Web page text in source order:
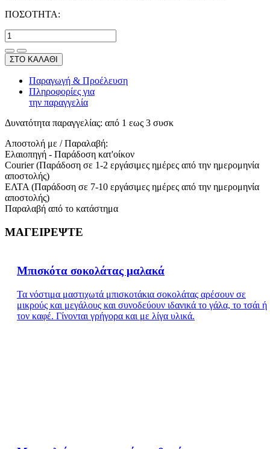
ΠΟΣΟΤΗΤΑ:
ΣΤΟ ΚΑΛΑΘΙ
Παραγωγή & Προέλευση
Πληροφορίες για
την παραγγελία
Δυνατότητα παραγγελίας: από 1 εως 3 συσκ
Αποστολή με / Παραλαβή:
Ελαιοπηγή - Παράδοση κατ'οίκον
Courier (Παράδοση σε 1-2 εργάσιμες ημέρες από την ημερομηνία
αποστολής)
ΕΛΤΑ (Παράδοση σε 7-10 εργάσιμες ημέρες από την ημερομηνία
αποστολής)
Παραλαβή από το κατάστημα
ΜΑΓΕΙΡΕΨΤΕ
Μπισκότα σοκολάτας μαλακά
Τα νόστιμα μαστιχωτά μπισκοτάκια σοκολάτας αρέσουν σε
μικρούς και μεγάλους και συνοδεύουν ιδανικά το γάλα, το τσάι ή
τον καφέ. Γίνονται γρήγορα και με λίγα υλικά.